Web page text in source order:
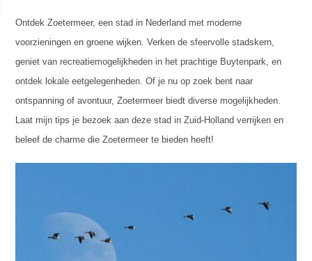
Ontdek Zoetermeer, een stad in Nederland met moderne
voorzieningen en groene wijken. Verken de sfeervolle stadskern,
geniet van recreatiemogelijkheden in het prachtige Buytenpark, en
ontdek lokale eetgelegenheden. Of je nu op zoek bent naar
ontspanning of avontuur, Zoetermeer biedt diverse mogelijkheden.
Laat mijn tips je bezoek aan deze stad in Zuid-Holland verrijken en
beleef de charme die Zoetermeer te bieden heeft!